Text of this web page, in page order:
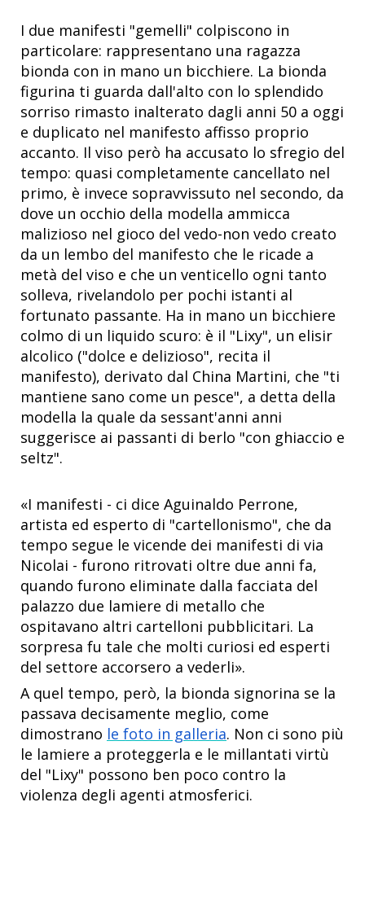
I due manifesti "gemelli" colpiscono in
particolare: rappresentano una ragazza
bionda con in mano un bicchiere. La bionda
figurina ti guarda dall'alto con lo splendido
sorriso rimasto inalterato dagli anni 50 a oggi
e duplicato nel manifesto affisso proprio
accanto. Il viso però ha accusato lo sfregio del
tempo: quasi completamente cancellato nel
primo, è invece sopravvissuto nel secondo, da
dove un occhio della modella ammicca
malizioso nel gioco del vedo-non vedo creato
da un lembo del manifesto che le ricade a
metà del viso e che un venticello ogni tanto
solleva, rivelandolo per pochi istanti al
fortunato passante. Ha in mano un bicchiere
colmo di un liquido scuro: è il "Lixy", un elisir
alcolico ("dolce e delizioso", recita il
manifesto), derivato dal China Martini, che "ti
mantiene sano come un pesce", a detta della
modella la quale da sessant'anni anni
suggerisce ai passanti di berlo "con ghiaccio e
seltz".
«I manifesti - ci dice Aguinaldo Perrone,
artista ed esperto di "cartellonismo", che da
tempo segue le vicende dei manifesti di via
Nicolai - furono ritrovati oltre due anni fa,
quando furono eliminate dalla facciata del
palazzo due lamiere di metallo che
ospitavano altri cartelloni pubblicitari. La
sorpresa fu tale che molti curiosi ed esperti
del settore accorsero a vederli».
A quel tempo, però, la bionda signorina se la
passava decisamente meglio, come
dimostrano le foto in galleria. Non ci sono più
le lamiere a proteggerla e le millantati virtù
del "Lixy" possono ben poco contro la
violenza degli agenti atmosferici.